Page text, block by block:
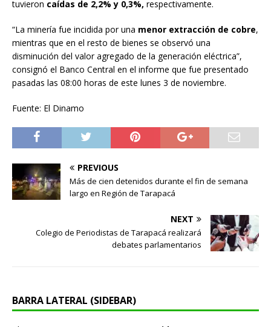
tuvieron caídas de 2,2% y 0,3%, respectivamente.
“La minería fue incidida por una menor extracción de cobre,
mientras que en el resto de bienes se observó una
disminución del valor agregado de la generación eléctrica”,
consignó el Banco Central en el informe que fue presentado
pasadas las 08:00 horas de este lunes 3 de noviembre.
Fuente: El Dinamo
PREVIOUS
Más de cien detenidos durante el fin de semana
largo en Región de Tarapacá
NEXT
Colegio de Periodistas de Tarapacá realizará
debates parlamentarios
BARRA LATERAL (SIDEBAR)